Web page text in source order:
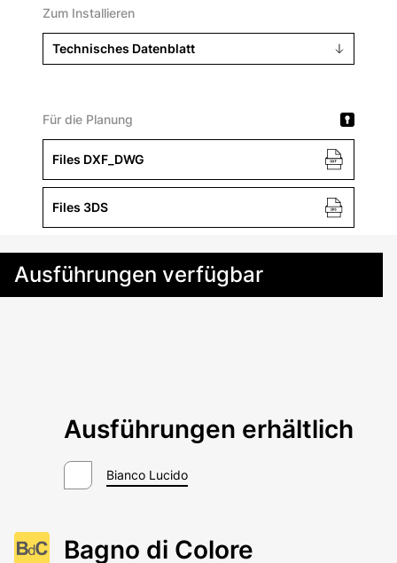
Zum Installieren
Technisches Datenblatt
Für die Planung
Files DXF_DWG
Files 3DS
Ausführungen verfügbar
Ausführungen erhältlich
Bianco Lucido
Bagno di Colore